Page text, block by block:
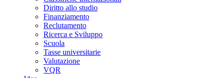
Diritto allo studio
Finanziamento
Reclutamento
Ricerca e Sviluppo
Scuola
Tasse universitarie
Valutazione
VQR